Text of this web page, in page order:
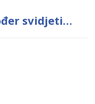
svidjeti…